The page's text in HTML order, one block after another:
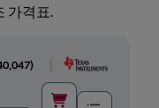
가격표.
)